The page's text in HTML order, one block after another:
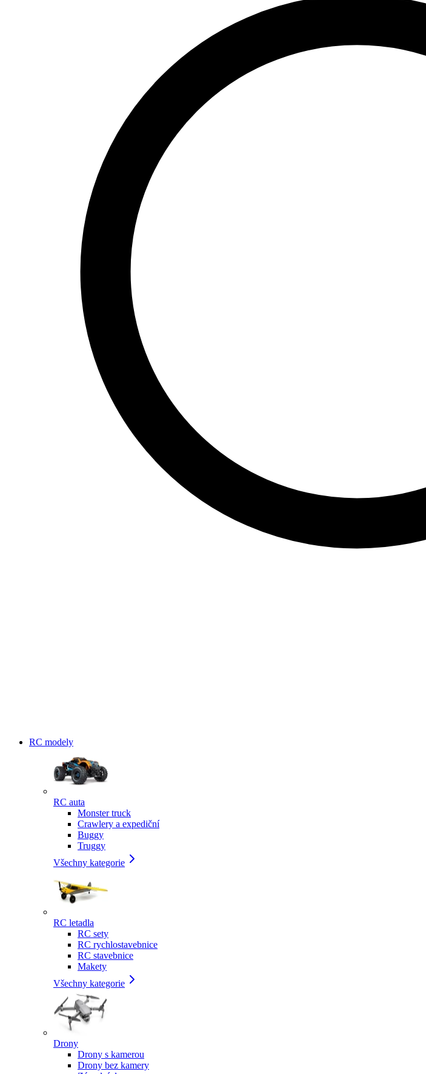
RC modely
RC auta
Monster truck
Crawlery a expediční
Buggy
Truggy
Všechny kategorie
RC letadla
RC sety
RC rychlostavebnice
RC stavebnice
Makety
Všechny kategorie
Drony
Drony s kamerou
Drony bez kamery